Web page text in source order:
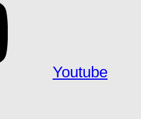
Youtube